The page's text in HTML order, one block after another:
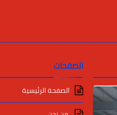
الصفحات
الصفحة الرئيسية